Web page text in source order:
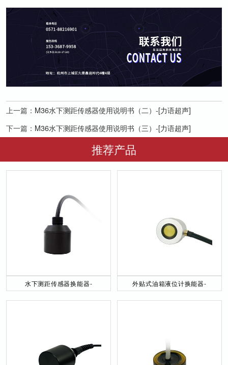
上一篇： M36水下测距传感器使用说明书（二）-[力语超声]
下一篇： M36水下测距传感器使用说明书（三）-[力语超声]
推荐产品
水下测距传感器换能器-
外贴式油箱液位计换能器-